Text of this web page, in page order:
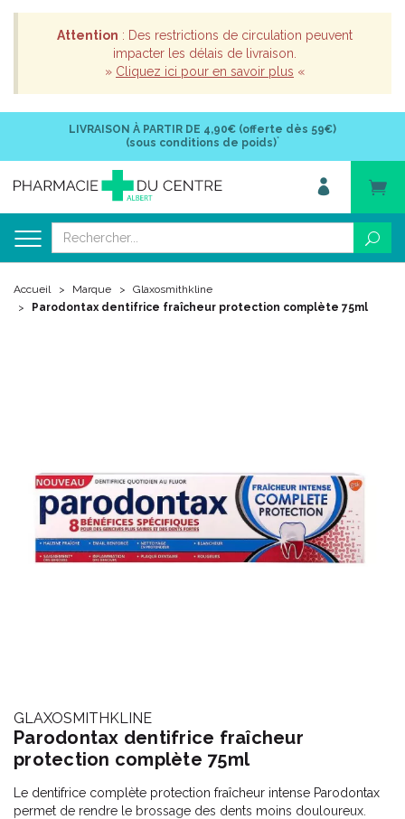
Attention : Des restrictions de circulation peuvent
impacter les délais de livraison.
» Cliquez ici pour en savoir plus «
LIVRAISON À PARTIR DE 4,90€ (offerte dès 59€)
(sous conditions de poids)*
Accueil Marque
Glaxosmithkline
Parodontax dentifrice fraîcheur protection complète 75ml
GLAXOSMITHKLINE
Parodontax dentifrice fraîcheur
protection complète 75ml
Le dentifrice complète protection fraîcheur intense Parodontax
permet de rendre le brossage des dents moins douloureux.